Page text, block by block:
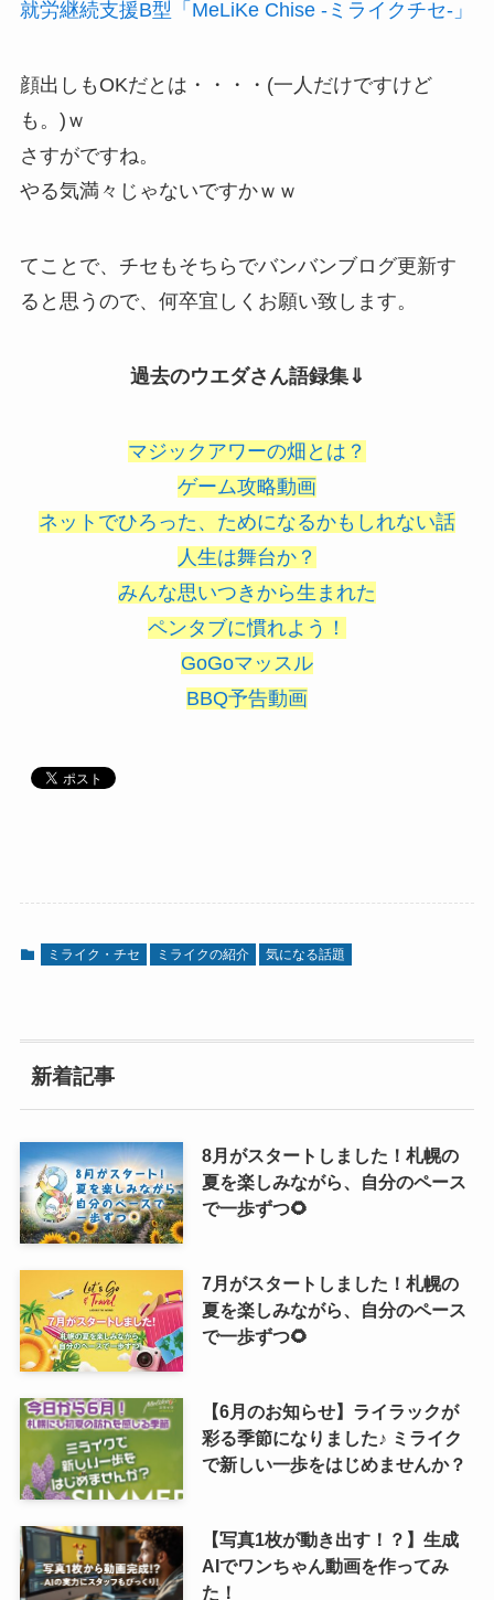
就労継続支援B型「MeLiKe Chise -ミライクチセ-」
顔出しもOKだとは・・・・(一人だけですけど
も。)ｗ
さすがですね。
やる気満々じゃないですかｗｗ
てことで、チセもそちらでバンバンブログ更新す
ると思うので、何卒宜しくお願い致します。
過去のウエダさん語録集⇓
マジックアワーの畑とは？
ゲーム攻略動画
ネットでひろった、ためになるかもしれない話
人生は舞台か？
みんな思いつきから生まれた
ペンタブに慣れよう！
GoGoマッスル
BBQ予告動画
ミライク・チセ ミライクの紹介 気になる話題
新着記事
8月がスタートしました！札幌の
夏を楽しみながら、自分のペース
で一歩ずつ🌻
7月がスタートしました！札幌の
夏を楽しみながら、自分のペース
で一歩ずつ🌻
【6月のお知らせ】ライラックが
彩る季節になりました♪ ミライク
で新しい一歩をはじめませんか？
【写真1枚が動き出す！？】生成
AIでワンちゃん動画を作ってみ
た！